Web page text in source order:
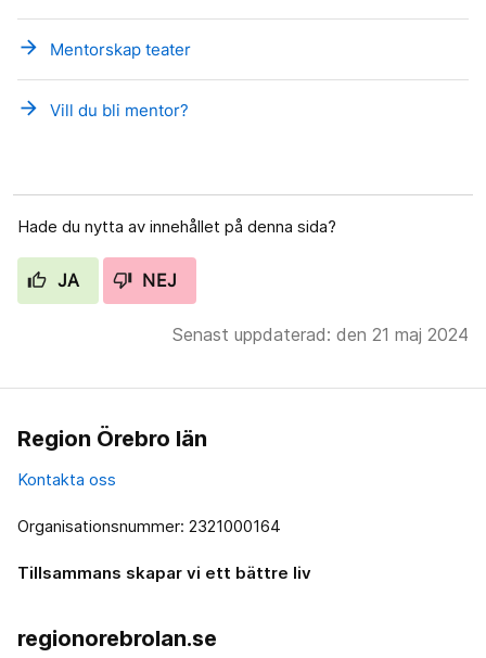
arrow_forward Mentorskap teater
arrow_forward Vill du bli mentor?
Hade du nytta av innehållet på denna sida?
JA NEJ
Senast uppdaterad: den 21 maj 2024
Region Örebro län
Kontakta oss
Organisationsnummer: 2321000164
Tillsammans skapar vi ett bättre liv
regionorebrolan.se